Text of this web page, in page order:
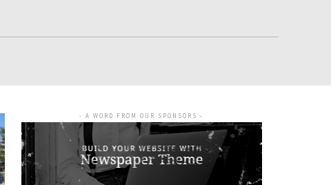
- A WORD FROM OUR SPONSORS -